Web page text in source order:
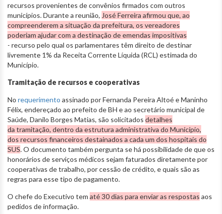
recursos provenientes de convênios firmados com outros
municípios. Durante a reunião, José Ferreira afirmou que, ao
compreenderem a situação da prefeitura, os vereadores
poderiam ajudar com a destinação de emendas impositivas
- recurso pelo qual os parlamentares têm direito de destinar
livremente 1% da Receita Corrente Líquida (RCL) estimada do
Município.
Tramitação de recursos e cooperativas
No requerimento assinado por Fernanda Pereira Altoé e Maninho
Félix, endereçado ao prefeito de BH e ao secretário municipal de
Saúde, Danilo Borges Matias, são solicitados detalhes
da tramitação, dentro da estrutura administrativa do Município,
dos recursos financeiros destainados a cada um dos hospitais do
SUS. O documento também pergunta se há possibilidade de que os
honorários de serviços médicos sejam faturados diretamente por
cooperativas de trabalho, por cessão de crédito, e quais são as
regras para esse tipo de pagamento.
O chefe do Executivo tem até 30 dias para enviar as respostas aos
pedidos de informação.